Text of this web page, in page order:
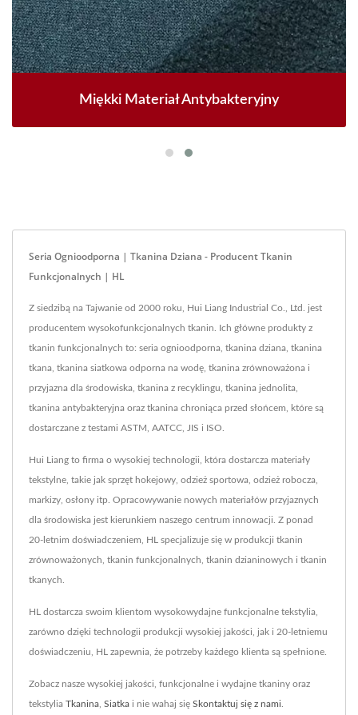
Miękki Materiał Antybakteryjny
Seria Ognioodporna | Tkanina Dziana - Producent Tkanin
Funkcjonalnych | HL
Z siedzibą na Tajwanie od 2000 roku, Hui Liang Industrial Co., Ltd. jest
producentem wysokofunkcjonalnych tkanin. Ich główne produkty z
tkanin funkcjonalnych to: seria ognioodporna, tkanina dziana, tkanina
tkana, tkanina siatkowa odporna na wodę, tkanina zrównoważona i
przyjazna dla środowiska, tkanina z recyklingu, tkanina jednolita,
tkanina antybakteryjna oraz tkanina chroniąca przed słońcem, które są
dostarczane z testami ASTM, AATCC, JIS i ISO.
Hui Liang to firma o wysokiej technologii, która dostarcza materiały
tekstylne, takie jak sprzęt hokejowy, odzież sportowa, odzież robocza,
markizy, osłony itp. Opracowywanie nowych materiałów przyjaznych
dla środowiska jest kierunkiem naszego centrum innowacji. Z ponad
20-letnim doświadczeniem, HL specjalizuje się w produkcji tkanin
zrównoważonych, tkanin funkcjonalnych, tkanin dzianinowych i tkanin
tkanych.
HL dostarcza swoim klientom wysokowydajne funkcjonalne tekstylia,
zarówno dzięki technologii produkcji wysokiej jakości, jak i 20-letniemu
doświadczeniu, HL zapewnia, że potrzeby każdego klienta są spełnione.
Zobacz nasze wysokiej jakości, funkcjonalne i wydajne tkaniny oraz
tekstylia Tkanina Siatka i nie wahaj się Skontaktuj się z nami